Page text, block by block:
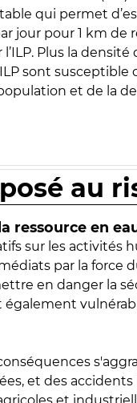
qui permet
jour pour 1 km de
Plus la
sont susceptible
et de la
au
ressource en
sur les activités
par la force
en danger la
et des